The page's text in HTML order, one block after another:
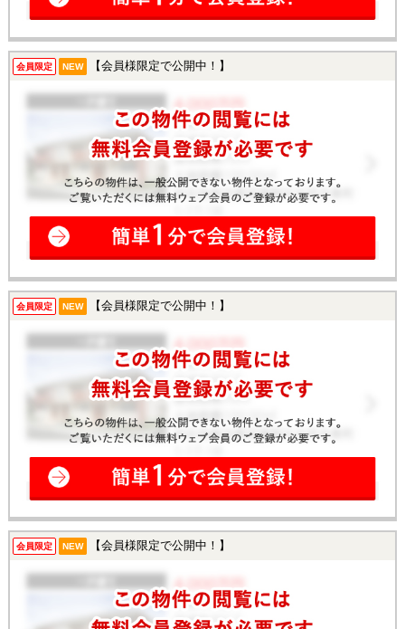
会員限定 NEW 【会員様限定で公開中！】
会員限定 NEW 【会員様限定で公開中！】
会員限定 NEW 【会員様限定で公開中！】